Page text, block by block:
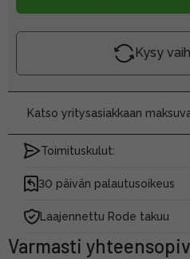
Kysy
Katso yritysasiakkaan
Toimituskulut:
30 päivän palautusoikeus
Laajennettu Rode takuu
Varmasti